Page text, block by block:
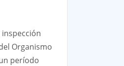
Organismo
período